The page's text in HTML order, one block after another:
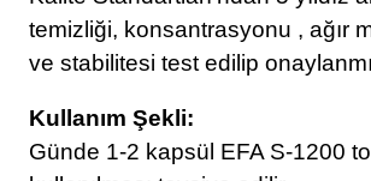
temizliği, konsantrasyonu , ağır
ve stabilitesi test edilip
Kullanım Şekli:
Günde 1-2 kapsül EFA S-1200